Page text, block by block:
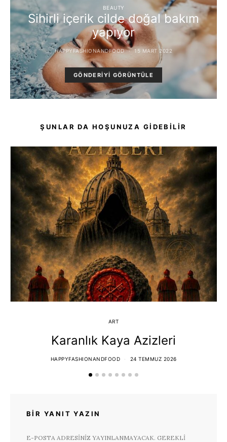
BEAUTY
Sihirli içerik cilde doğal bakım
yapıyor
HAPPYFASHIONANDFOOD 15 MART 2022
GÖNDERIYI GÖRÜNTÜLE
ŞUNLAR DA HOŞUNUZA GIDEBILIR
ART
Karanlık Kaya Azizleri
HAPPYFASHIONANDFOOD 24 TEMMUZ 2026
BIR YANIT YAZIN
E-POSTA ADRESINIZ YAYINLANMAYACAK. GEREKLI